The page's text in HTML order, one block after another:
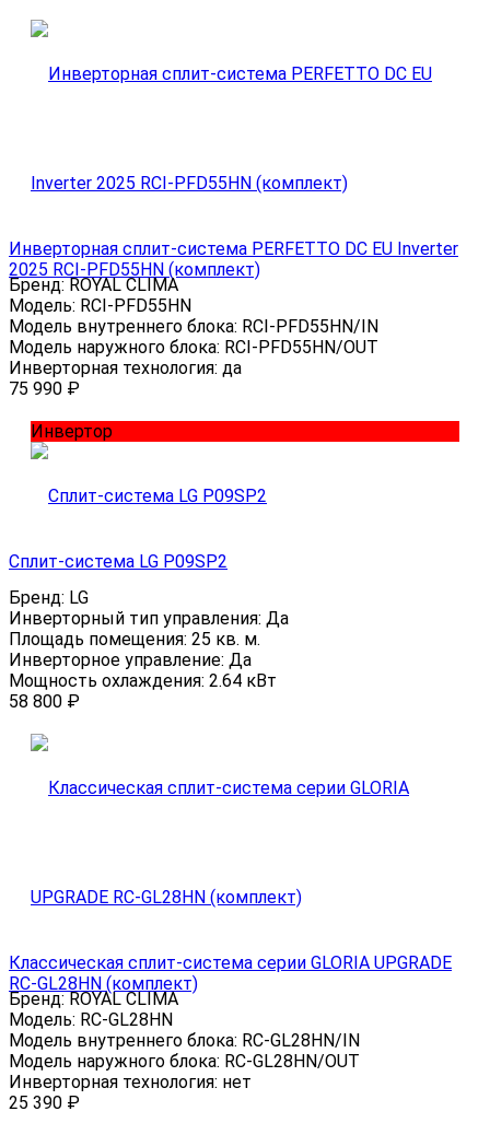
Инверторная сплит-система PERFETTO DC EU Inverter
2025 RCI-PFD55HN (комплект)
Бренд: ROYAL CLIMA
Модель: RCI-PFD55HN
Модель внутреннего блока: RCI-PFD55HN/IN
Модель наружного блока: RCI-PFD55HN/OUT
Инверторная технология: да
75 990 ₽
Инвертор
Сплит-система LG P09SP2
Бренд: LG
Инверторный тип управления: Да
Площадь помещения: 25 кв. м.
Инверторное управление: Да
Мощность охлаждения: 2.64 кВт
58 800 ₽
Классическая сплит-система серии GLORIA UPGRADE
RC-GL28HN (комплект)
Бренд: ROYAL CLIMA
Модель: RC-GL28HN
Модель внутреннего блока: RC-GL28HN/IN
Модель наружного блока: RC-GL28HN/OUT
Инверторная технология: нет
25 390 ₽